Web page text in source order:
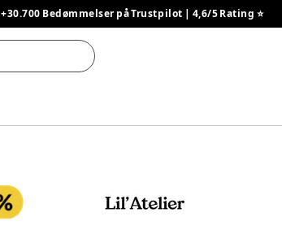
+30.700 Bedømmelser på Trustpilot | 4,6/5 Rating ⭐️